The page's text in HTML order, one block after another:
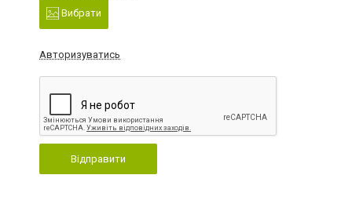
Вибрати
Авторизуватись
Відправити